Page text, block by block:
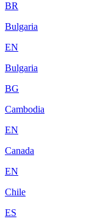
BR
Bulgaria
EN
Bulgaria
BG
Cambodia
EN
Canada
EN
Chile
ES